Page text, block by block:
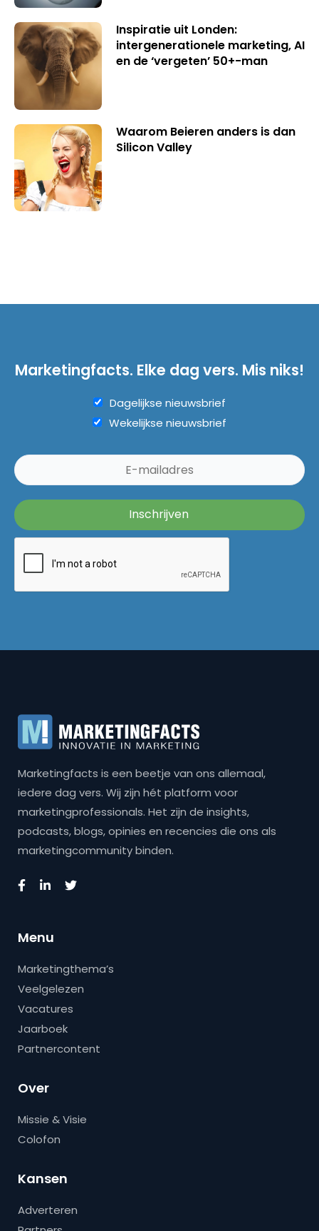
Inspiratie uit Londen:
intergenerationele marketing, AI
en de ‘vergeten’ 50+-man
Waarom Beieren anders is dan
Silicon Valley
Marketingfacts. Elke dag vers. Mis niks!
Dagelijkse nieuwsbrief
Wekelijkse nieuwsbrief
Marketingfacts is een beetje van ons allemaal,
iedere dag vers. Wij zijn hét platform voor
marketingprofessionals. Het zijn de insights,
podcasts, blogs, opinies en recencies die ons als
marketingcommunity binden.
Menu
Marketingthema’s
Veelgelezen
Vacatures
Jaarboek
Partnercontent
Over
Missie & Visie
Colofon
Kansen
Adverteren